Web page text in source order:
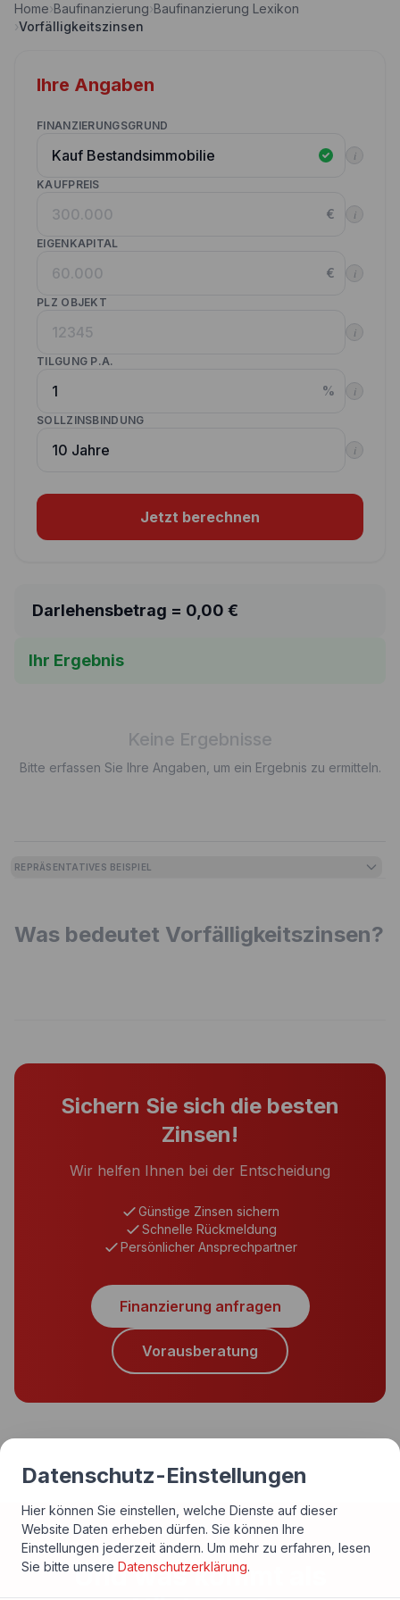
Nebenkostenrechner
Annuitätenrechner
Wettbewerbe
Kunden werben Kunden
Kontakt
Home›Baufinanzierung›Baufinanzierung Lexikon
›Vorfälligkeitszinsen
Ihre Angaben
FINANZIERUNGSGRUND
i
KAUFPREIS
€ i
EIGENKAPITAL
€ i
PLZ OBJEKT
i
TILGUNG P.A.
% i
SOLLZINSBINDUNG
i
Jetzt berechnen
Darlehensbetrag = 0,00 €
Ihr Ergebnis
Keine Ergebnisse
Bitte erfassen Sie Ihre Angaben, um ein Ergebnis zu ermitteln.
REPRÄSENTATIVES BEISPIEL
Was bedeutet Vorfälligkeitszinsen?
Sichern Sie sich die besten
Zinsen!
Wir helfen Ihnen bei der Entscheidung
Günstige Zinsen sichern
Schnelle Rückmeldung
Persönlicher Ansprechpartner
Finanzierung anfragen
Vorausberatung
Und was kommt als
Datenschutz-Einstellungen
Hier können Sie einstellen, welche Dienste auf dieser
Website Daten erheben dürfen. Sie können Ihre
Einstellungen jederzeit ändern. Um mehr zu erfahren, lesen
Sie bitte unsere Datenschutzerklärung.